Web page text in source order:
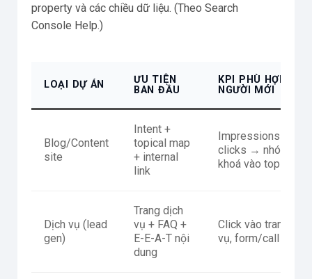
property và các chiều dữ liệu. (Theo Search
Console Help.)
LOẠI DỰ ÁN
ƯU TIÊN
BAN ĐẦU
KPI PHÙ HỢP
NGƯỜI MỚI
Blog/Content
site
Intent +
topical map
+ internal
link
Impressions →
clicks → nhóm từ
khoá vào top
Dịch vụ (lead
gen)
Trang dịch
vụ + FAQ +
E-E-A-T nội
dung
Click vào trang dịch
vụ, form/call